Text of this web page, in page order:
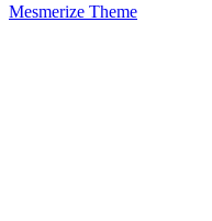
Mesmerize Theme